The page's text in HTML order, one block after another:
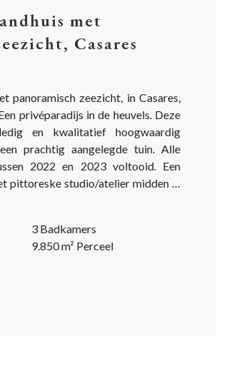
met
Casares
panoramisch zeezicht, in Casares,
privéparadijs in de heuvels. Deze
en kwalitatief hoogwaardig
prachtig aangelegde tuin. Alle
2022 en 2023 voltooid. Een
pittoreske studio/atelier midden in
privé gelegen in de natuur, met
panoramisch uitzicht op zee! Toegang...
3 Badkamers
9.850m² Perceel